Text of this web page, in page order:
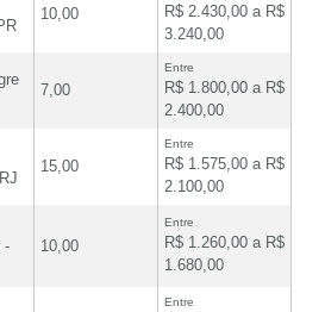
10,00
R$ 2.430,00 a R$
3.240,00
7,00
Entre
R$ 1.800,00 a R$
2.400,00
15,00
Entre
R$ 1.575,00 a R$
2.100,00
-
10,00
Entre
R$ 1.260,00 a R$
1.680,00
Entre